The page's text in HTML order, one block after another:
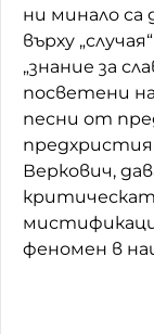
ни минало
върху
„знание за
посветени
песни от
Веркович,
феномен в